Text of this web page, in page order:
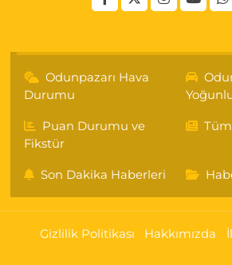
Odunpazarı Hava
Durumu
Puan Durumu ve
Fikstür
Son Dakika Haberleri
Gizlilik Politikası Hakkımızda